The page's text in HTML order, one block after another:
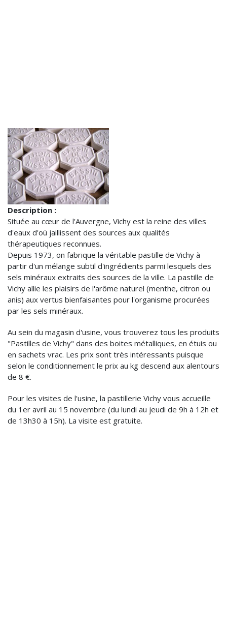
Description :
Située au cœur de l'Auvergne, Vichy est la reine des villes
d'eaux d'où jaillissent des sources aux qualités
thérapeutiques reconnues.
Depuis 1973, on fabrique la véritable pastille de Vichy à
partir d'un mélange subtil d'ingrédients parmi lesquels des
sels minéraux extraits des sources de la ville. La pastille de
Vichy allie les plaisirs de l'arôme naturel (menthe, citron ou
anis) aux vertus bienfaisantes pour l'organisme procurées
par les sels minéraux.
Au sein du magasin d'usine, vous trouverez tous les produits
"Pastilles de Vichy" dans des boites métalliques, en étuis ou
en sachets vrac. Les prix sont très intéressants puisque
selon le conditionnement le prix au kg descend aux alentours
de 8 €.
Pour les visites de l'usine, la pastillerie Vichy vous accueille
du 1er avril au 15 novembre (du lundi au jeudi de 9h à 12h et
de 13h30 à 15h). La visite est gratuite.